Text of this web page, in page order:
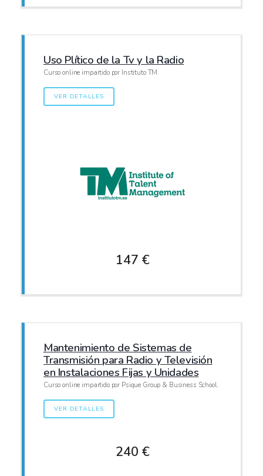
Uso Plítico de la Tv y la Radio
Curso online impartido por Instituto TM
VER DETALLES
147 €
Mantenimiento de Sistemas de
Transmisión para Radio y Televisión
en Instalaciones Fijas y Unidades
Curso online impartido por Psique Group & Business School.
VER DETALLES
240 €